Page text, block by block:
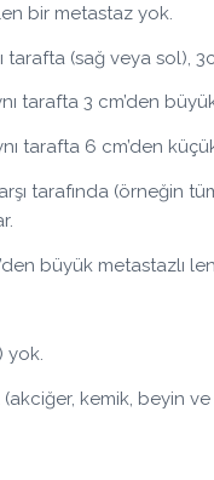
bir metastaz yok.
(sağ veya sol),
tarafta 3 cm’den
tarafta 6 cm’den
tarafında (örneğin
büyük metastazlı
yok.
kemik, beyin